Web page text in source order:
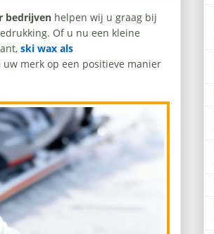
bedrijven helpen wij u graag bij
Of u nu een kleine
ski wax als
merk op een positieve manier